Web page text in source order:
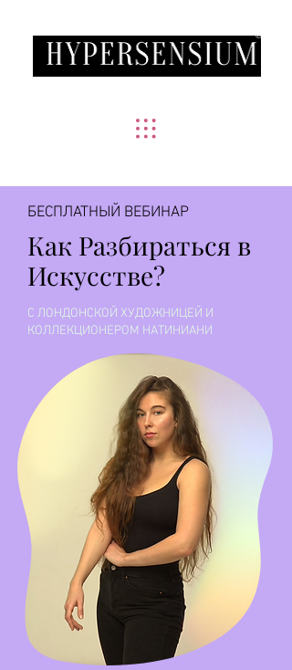
®
БЕСПЛАТНЫЙ ВЕБИНАР
Как Разбираться в
Искусстве?
С ЛОНДОНСКОЙ ХУДОЖНИЦЕЙ И
КОЛЛЕКЦИОНЕРОМ НАТИНИАНИ